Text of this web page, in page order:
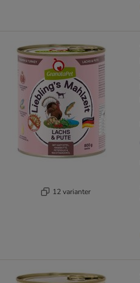
12 varianter